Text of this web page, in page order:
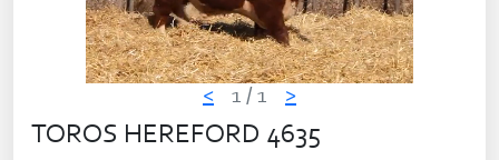
< 1 / 1 >
TOROS HEREFORD 4635